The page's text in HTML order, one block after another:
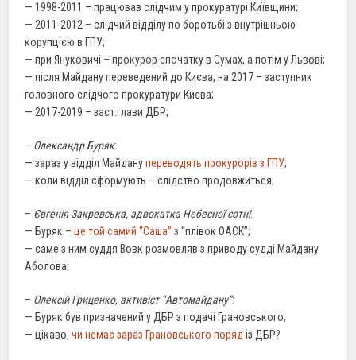
— 1998-2011 – працював слідчим у прокуратурі Київщини;
— 2011-2012 – слідчий відділу по боротьбі з внутрішньою
корупцією в ГПУ;
— при Януковичі – прокурор спочатку в Сумах, а потім у Львові;
— після Майдану переведений до Києва, на 2017 – заступник
головного слідчого прокуратури Києва;
— 2017-2019 – заст.глави ДБР;
– Олександр Буряк:
— зараз у відділ Майданупереводять прокурорів з ГПУ;
— коли відділ сформують – слідство продовжиться;
– Євгенія Закревська, адвокатка Небесної сотні:
— Буряк –це той самий “Саша” з “плівок ОАСК”;
— саме з ним суддя Вовк розмовляв з приводу судді Майдану
Аболова;
– Олексій Гриценко, активіст “Автомайдану”:
— Буряк був призначений у ДБР з подачі Грановського;
— цікаво,чи немає зараз Грановського поряд із ДБР?